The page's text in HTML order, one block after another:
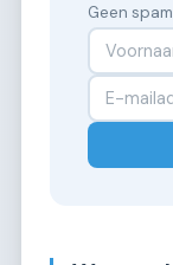
Geen